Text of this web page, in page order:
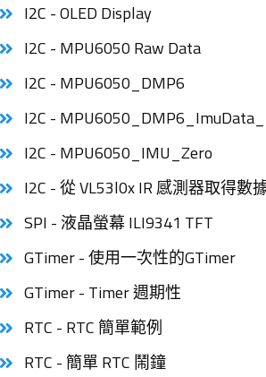
I2C - OLED Display
I2C - MPU6050 Raw Data
I2C - MPU6050_DMP6
I2C -
I2C - MPU6050_IMU_Zero
I2C - 從 VL53l0x IR 感測器取得數
SPI - 液晶螢幕 ILI9341 TFT
GTimer - 使用一次性的GTimer
GTimer - Timer 週期性
RTC - RTC 簡單範例
RTC - 簡單 RTC 鬧鐘